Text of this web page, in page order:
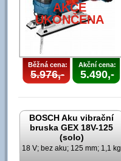
AKCE
UKONČENA
Běžná cena:
5.976,-
Akční cena:
5.490,-
BOSCH Aku vibrační
bruska GEX 18V-125
(solo)
18 V; bez aku; 125 mm; 1,1 kg